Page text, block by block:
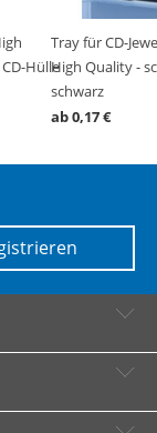
Hülle
Tray für CD-
High Quality -
schwarz
ab 0,17 €